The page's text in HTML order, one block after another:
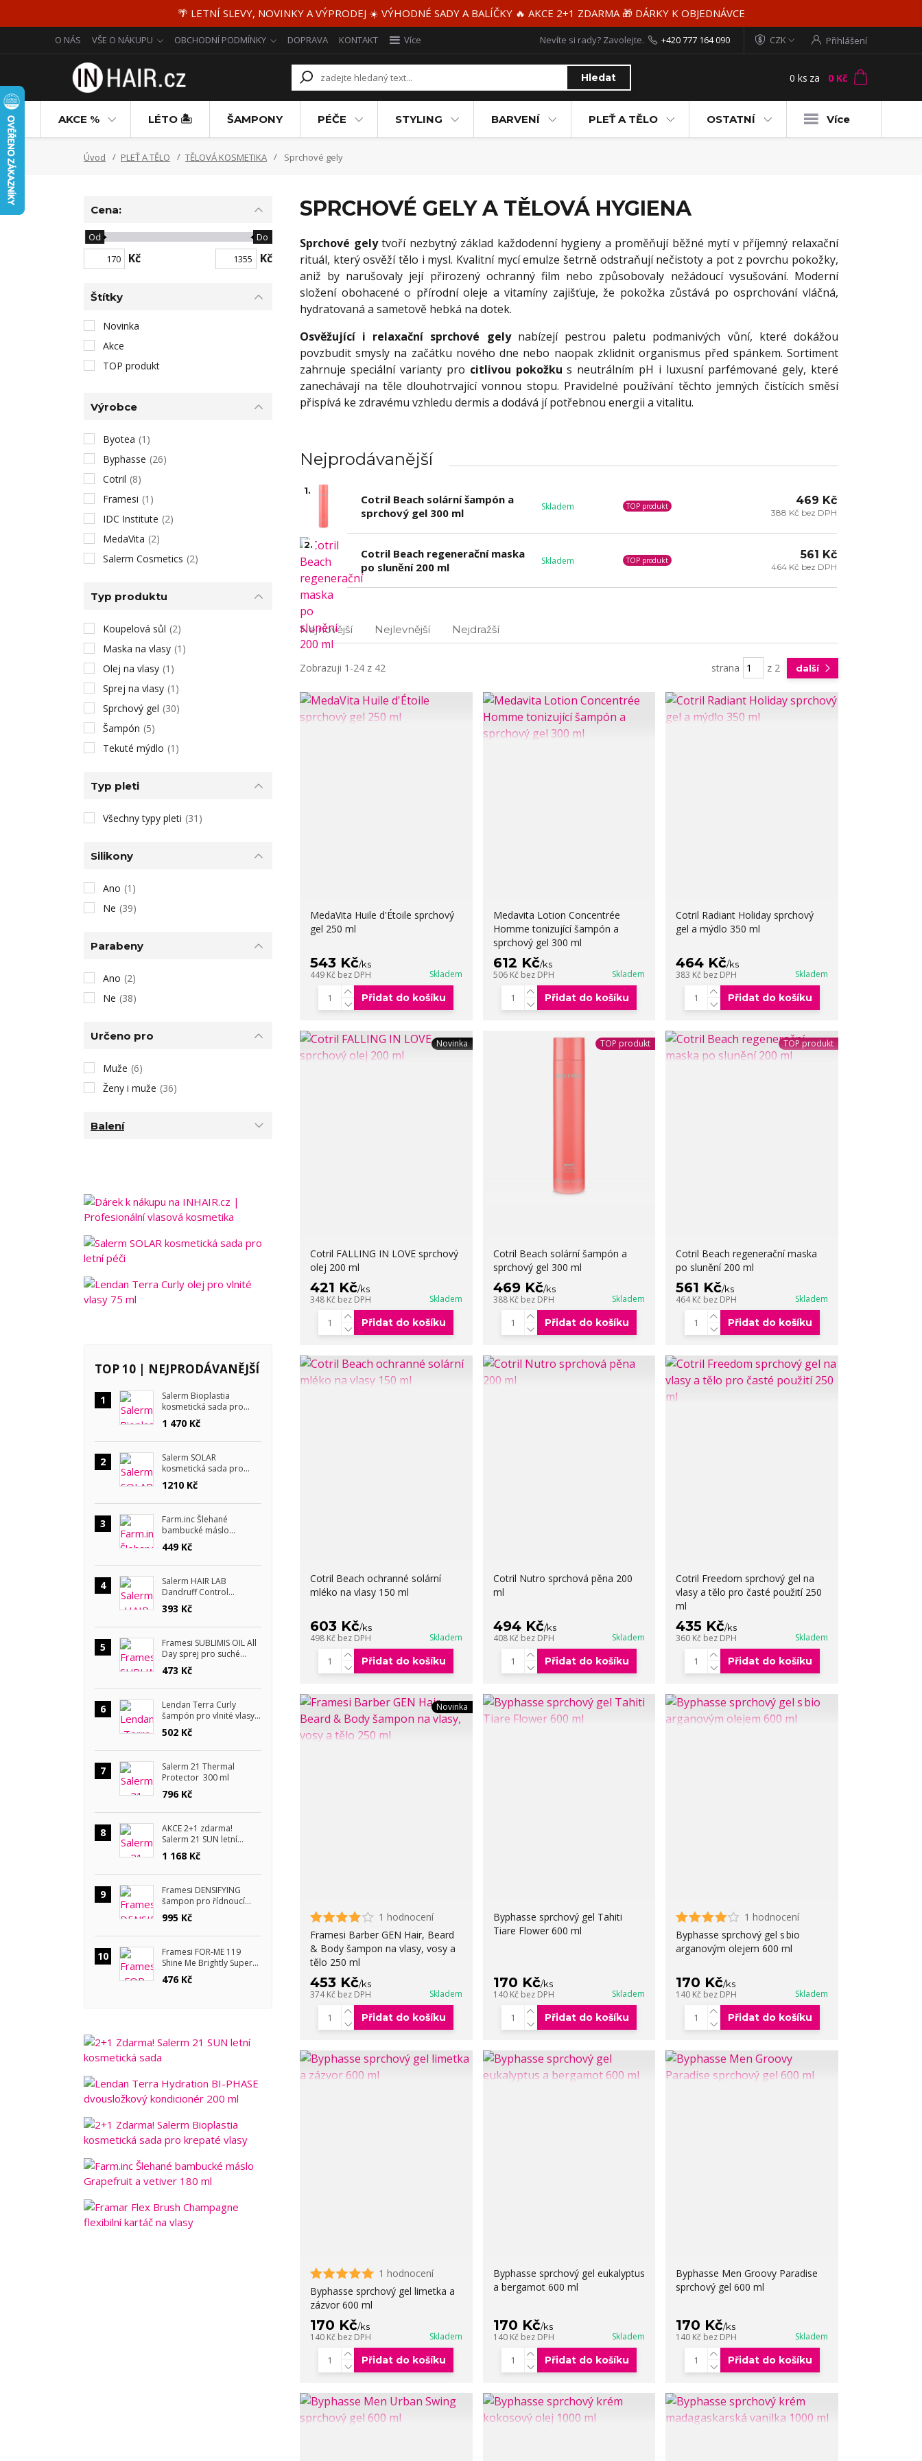
🌴 LETNÍ SLEVY, NOVINKY A VÝPRODEJ ☀️ VÝHODNÉ SADY A BALÍČKY 🔥 AKCE 2+1 ZDARMA 🎁 DÁRKY K OBJEDNÁVCE
O NÁS VŠE O NÁKUPU OBCHODNÍ PODMÍNKY DOPRAVA KONTAKT Více CZK Přihlášení
Hledat
Nevíte si rady? Zavolejte. +420 777 164 090
0 ks za 0 Kč
AKCE % LÉTO 🏝️ ŠAMPONY PÉČE STYLING BARVENÍ PLEŤ A TĚLO OSTATNÍ Více
Úvod PLEŤ A TĚLO TĚLOVÁ KOSMETIKA Sprchové gely
SPRCHOVÉ GELY A TĚLOVÁ HYGIENA
Sprchové gelytvoří nezbytný základ každodenní hygieny a proměňují běžné mytí v příjemný relaxační
rituál, který osvěží tělo i mysl. Kvalitní mycí emulze šetrně odstraňují nečistoty a pot z povrchu pokožky,
aniž by narušovaly její přirozený ochranný film nebo způsobovaly nežádoucí vysušování. Moderní
složení obohacené o přírodní oleje a vitamíny zajišťuje, že pokožka zůstává po osprchování vláčná,
hydratovaná a sametově hebká na dotek.
Osvěžující i relaxační sprchové gelynabízejí pestrou paletu podmanivých vůní, které dokážou
povzbudit smysly na začátku nového dne nebo naopak zklidnit organismus před spánkem. Sortiment
zahrnuje speciální varianty pro citlivou pokožku s neutrálním pH i luxusní parfémované gely, které
zanechávají na těle dlouhotrvající vonnou stopu. Pravidelné používání těchto jemných čistících směsí
přispívá ke zdravému vzhledu dermis a dodává jí potřebnou energii a vitalitu.
Nejprodávanější
1.
Cotril Beach solární šampón a
sprchový gel 300 ml
Skladem TOP produkt 469 Kč
388 Kč bez DPH
2.
Cotril Beach regenerační maska
po slunění 200 ml
Skladem TOP produkt 561 Kč
464 Kč bez DPH
Nejnovější Nejlevnější Nejdražší
Zobrazuji 1-24 z 42 strana z 2 další
MedaVita Huile d'Étoile sprchový
gel 250 ml
543 Kč/ks
449 Kč bez DPH Skladem
Přidat do košíku
Medavita Lotion Concentrée
Homme tonizující šampón a
sprchový gel 300 ml
612 Kč/ks
506 Kč bez DPH Skladem
Přidat do košíku
Cotril Radiant Holiday sprchový
gel a mýdlo 350 ml
464 Kč/ks
383 Kč bez DPH Skladem
Přidat do košíku
Novinka
Cotril FALLING IN LOVE sprchový
olej 200 ml
421 Kč/ks
348 Kč bez DPH Skladem
Přidat do košíku
TOP produkt
Cotril Beach solární šampón a
sprchový gel 300 ml
469 Kč/ks
388 Kč bez DPH Skladem
Přidat do košíku
TOP produkt
Cotril Beach regenerační maska
po slunění 200 ml
561 Kč/ks
464 Kč bez DPH Skladem
Přidat do košíku
Cotril Beach ochranné solární
mléko na vlasy 150 ml
603 Kč/ks
498 Kč bez DPH Skladem
Přidat do košíku
Cotril Nutro sprchová pěna 200
ml
494 Kč/ks
408 Kč bez DPH Skladem
Přidat do košíku
Cotril Freedom sprchový gel na
vlasy a tělo pro časté použití 250
ml
435 Kč/ks
360 Kč bez DPH Skladem
Přidat do košíku
Novinka
1 hodnocení
Framesi Barber GEN Hair, Beard
& Body šampon na vlasy, vosy a
tělo 250 ml
453 Kč/ks
374 Kč bez DPH Skladem
Přidat do košíku
Byphasse sprchový gel Tahiti
Tiare Flower 600 ml
170 Kč/ks
140 Kč bez DPH Skladem
Přidat do košíku
1 hodnocení
Byphasse sprchový gel s bio
arganovým olejem 600 ml
170 Kč/ks
140 Kč bez DPH Skladem
Přidat do košíku
1 hodnocení
Byphasse sprchový gel limetka a
zázvor 600 ml
170 Kč/ks
140 Kč bez DPH Skladem
Přidat do košíku
Byphasse sprchový gel eukalyptus
a bergamot 600 ml
170 Kč/ks
140 Kč bez DPH Skladem
Přidat do košíku
Byphasse Men Groovy Paradise
sprchový gel 600 ml
170 Kč/ks
140 Kč bez DPH Skladem
Přidat do košíku
Cena:
Kč
Od Do
Kč
Štítky
Novinka
Akce
TOP produkt
Výrobce
Byotea (1)
Byphasse (26)
Cotril (8)
Framesi (1)
IDC Institute (2)
MedaVita (2)
Salerm Cosmetics (2)
Typ produktu
Koupelová sůl (2)
Maska na vlasy (1)
Olej na vlasy (1)
Sprej na vlasy (1)
Sprchový gel (30)
Šampón (5)
Tekuté mýdlo (1)
Typ pleti
Všechny typy pleti (31)
Silikony
Ano (1)
Ne (39)
Parabeny
Ano (2)
Ne (38)
Určeno pro
Muže (6)
Ženy i muže (36)
Balení
TOP 10 | NEJPRODÁVANĚJŠÍ
1
Salerm Bioplastia
kosmetická sada pro
krepaté vlasy
1 470 Kč
2
Salerm SOLAR
kosmetická sada pro
letní péči
1210 Kč
3
Farm.inc Šlehané
bambucké máslo
Lemongrass a lavender
180 ml
449 Kč
4
Salerm HAIR LAB
Dandruff Control
šampon proti lupům 300
ml
393 Kč
5
Framesi SUBLIMIS OIL All
Day sprej pro suché
vlasy 150 ml
473 Kč
6
Lendan Terra Curly
šampón pro vlnité vlasy
300 ml
502 Kč
7
Salerm 21 Thermal
Protector 300 ml
796 Kč
8
AKCE 2+1 zdarma!
Salerm 21 SUN letní
kosmetická sada
1 168 Kč
9
Framesi DENSIFYING
šampon pro řídnoucí
vlasy 1000 ml
995 Kč
10
Framesi FOR-ME 119
Shine Me Brightly Super
Coat pro zrcadlový lesk
476 Kč